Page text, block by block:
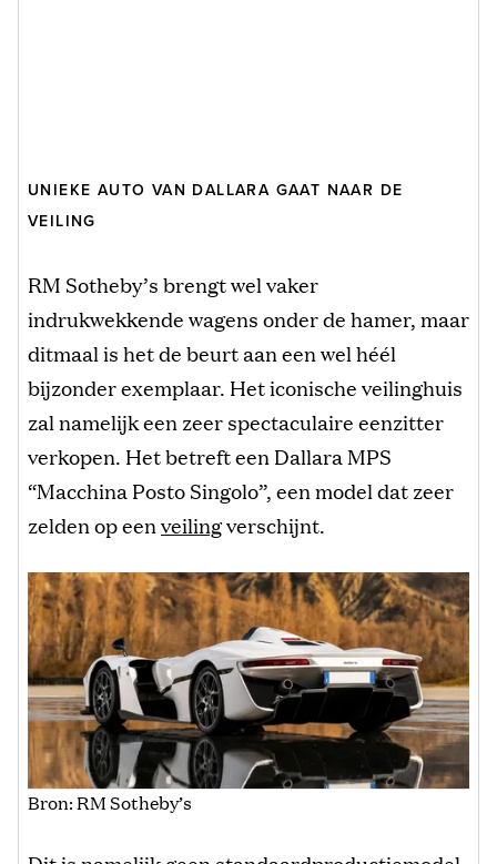
UNIEKE AUTO VAN DALLARA GAAT NAAR DE
VEILING
RM Sotheby’s brengt wel vaker
indrukwekkende wagens onder de hamer, maar
ditmaal is het de beurt aan een wel héél
bijzonder exemplaar. Het iconische veilinghuis
zal namelijk een zeer spectaculaire eenzitter
verkopen. Het betreft een Dallara MPS
“Macchina Posto Singolo”, een model dat zeer
zelden op eenveilingverschijnt.
Bron: RM Sotheby’s